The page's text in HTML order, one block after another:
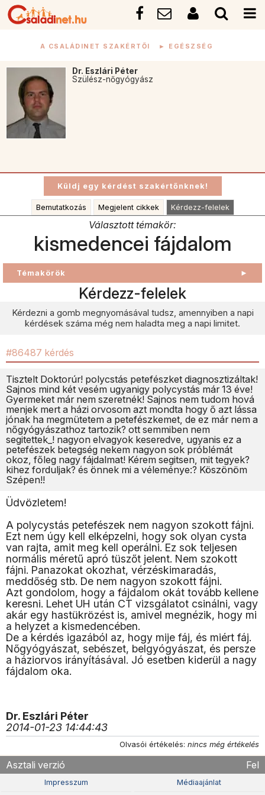
A CSALÁDINET SZAKÉRTŐI ► EGÉSZSÉG
Dr. Eszlári Péter
Szülész-nőgyógyász
Bemutatkozás Megjelent cikkek Kérdezz-felelek
Választott témakör:
kismedencei fájdalom
Témakörök ►
Kérdezz-felelek
Kérdezni a gomb megnyomásával tudsz, amennyiben a napi
kérdések száma még nem haladta meg a napi limitet.
#86487 kérdés
Tisztelt Doktorúr! polycstás petefészket diagnosztizáltak!
Sajnos mind két vesém ugyanigy polycystás már 13 éve!
Gyermeket már nem szeretnék! Sajnos nem tudom hová
menjek mert a házi orvosom azt mondta hogy ő azt lássa
jónak ha megmütetem a petefészkemet, de ez már nem a
nőgyógyászathoz tartozik? ott semmiben nem
segitettek_! nagyon elvagyok keseredve, ugyanis ez a
petefészek betegség nekem nagyon sok próblémát
okoz, főleg nagy fájdalmat! Kérem segitsen, mit tegyek?
kihez forduljak? és önnek mi a véleménye:? Köszönöm
Szépen!!
Üdvözletem!
A polycystás petefészek nem nagyon szokott fájni.
Ezt nem úgy kell elképzelni, hogy sok olyan cysta
van rajta, amit meg kell operálni. Ez sok teljesen
normális méretű apró tüszőt jelent. Nem szokott
fájni. Panazokat okozhat, vérzéskimaradás,
meddőség stb. De nem nagyon szokott fájni.
Azt gondolom, hogy a fájdalom okát tovább kellene
keresni. Lehet UH után CT vizsgálatot csinálni, vagy
akár egy hastükrözést is, amivel megnézik, hogy mi
a helyzet a kismedencében.
De a kérdés igazából az, hogy mije fáj, és miért fáj.
Nőgyógyászat, sebészet, belgyógyászat, és persze
a háziorvos irányításával. Jó esetben kiderül a nagy
fájdalom oka.
Dr. Eszlári Péter
2014-01-23 14:44:43
Olvasói értékelés: nincs még értékelés
Asztali verzió Fel
Impresszum Médiaajánlat